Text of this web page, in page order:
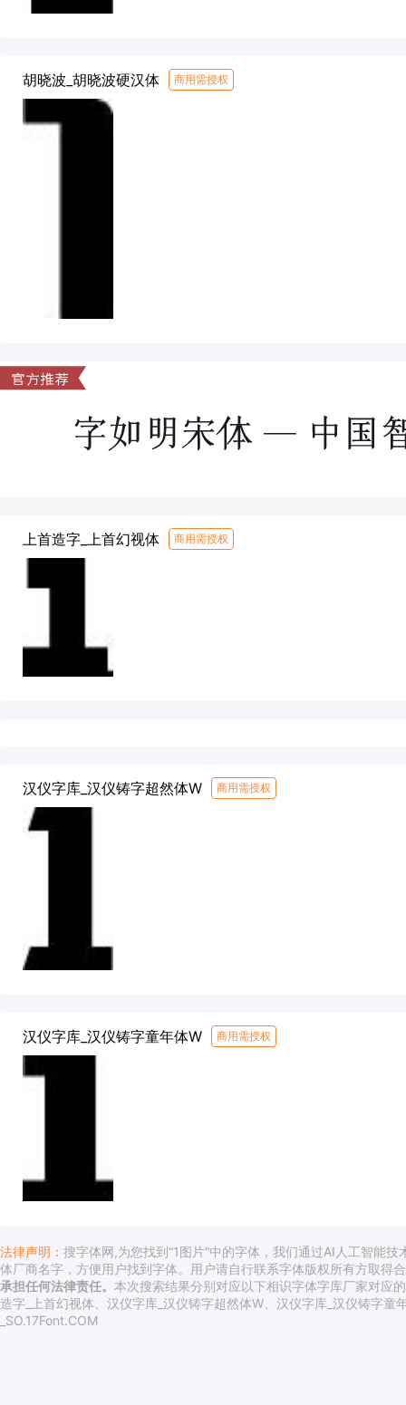
胡晓波_胡晓波硬汉体 商用需授权
上首造字_上首幻视体 商用需授权
汉仪字库_汉仪铸字超然体W 商用需授权
汉仪字库_汉仪铸字童年体W 商用需授权
法律声明： 搜字体网,为您找到“1图片”中的字体，我们通过AI人工智能
体厂商名字，方便用户找到字体。用户请自行联系字体版权所有方取得
承担任何法律责任。 本次搜索结果分别对应以下相识字体字库厂家对应
造字_上首幻视体、汉仪字库_汉仪铸字超然体W、汉仪字库_汉仪铸字童
_SO.17Font.COM